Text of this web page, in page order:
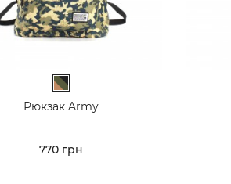
Зелений камуфляж
Рюкзак Army
Ціна
770 грн